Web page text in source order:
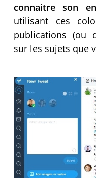
connaitre son
utilisant ces
publications (ou
sur les sujets que